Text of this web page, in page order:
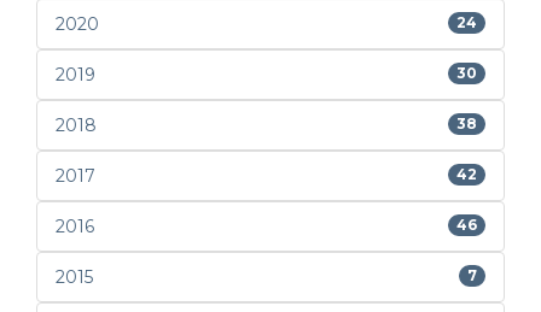
2020 24
2019 30
2018 38
2017 42
2016 46
2015 7